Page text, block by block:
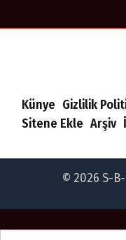
Künye Gizlilik
Sitene Ekle Arşiv
© 2026 S-B-